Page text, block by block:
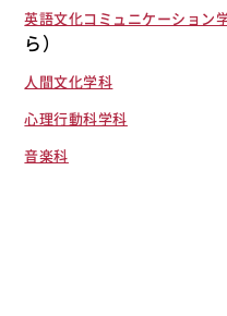
英語文化コミュニケーション
ら）
人間文化学科
心理行動科学科
音楽科